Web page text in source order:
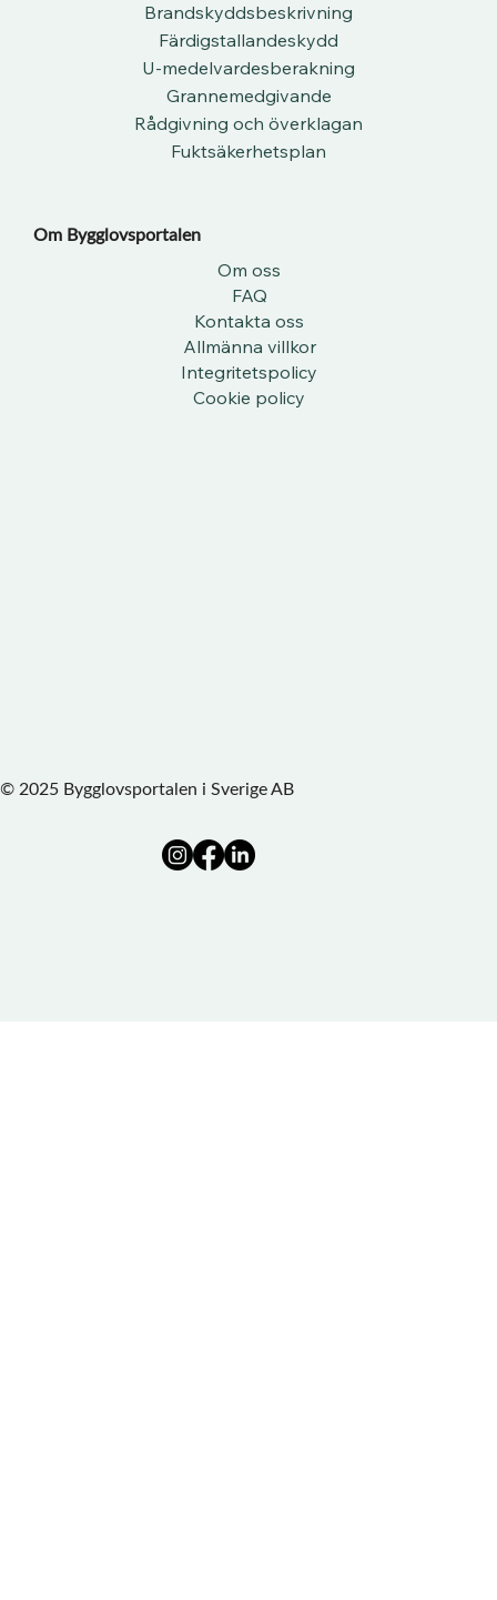
Om Bygglovsportalen​
Om oss
FAQ
Kontakta oss
Allmänna villkor
Integritetspolicy
Cookie policy
Brandskyddsbeskrivning
Färdigstallandeskydd
U-medelvardesberakning
Grannemedgivande
Rådgivning och överklagan
Fuktsäkerhetsplan
© 2025 Bygglovsportalen i Sverige AB